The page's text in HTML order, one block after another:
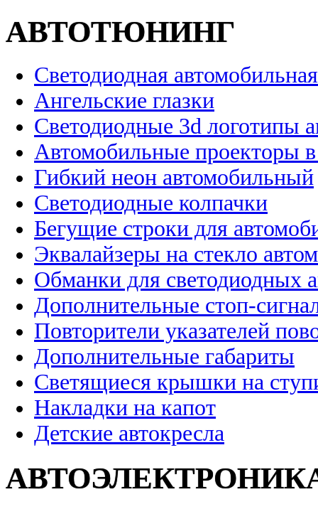
АВТОТЮНИНГ
Светодиодная
Ангельские глазки
Светодиодные 3d логотипы
Автомобильные проекторы
Гибкий неон автомобильный
Светодиодные колпачки
Бегущие строки для
Эквалайзеры на стекло
Обманки для светодиодных
Дополнительные стоп-
Повторители указателей
Дополнительные габариты
Светящиеся крышки на
Накладки на капот
Детские автокресла